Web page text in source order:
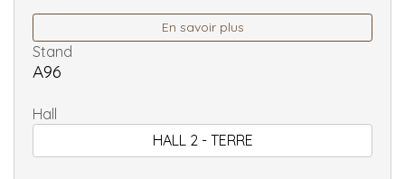
En savoir plus
Stand
A96
Hall
HALL 2 - TERRE